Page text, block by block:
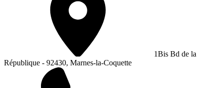
1Bis Bd de la
République - 92430, Marnes-la-Coquette